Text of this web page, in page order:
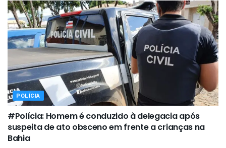
POLÍCIA
#Polícia: Homem é conduzido à delegacia após
suspeita de ato obsceno em frente a crianças na
Bahia